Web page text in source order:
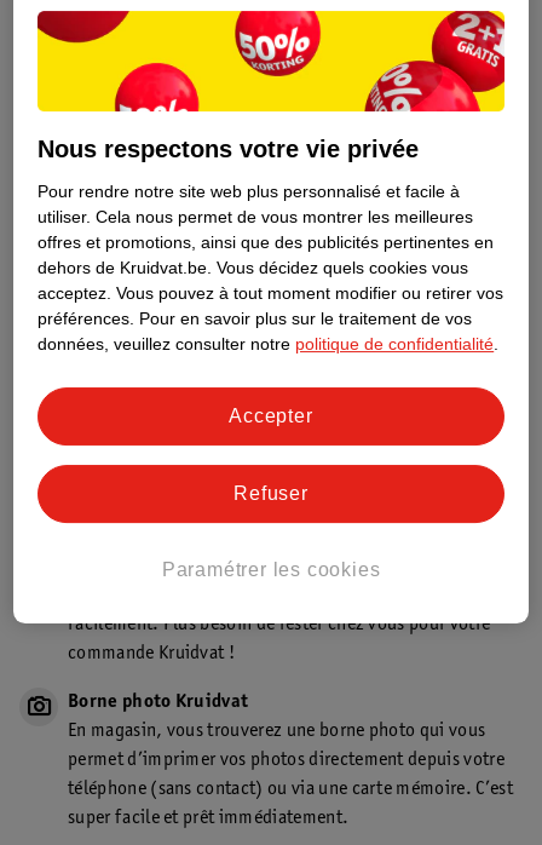
Découvrez dès maintenant l’impact
de marque Kruidvat préférés !
Aussi dans ce magasin
Point de retrait Kruidvat.be
facilement. Plus besoin de rester chez vous pour votre
commande Kruidvat !
Borne photo Kruidvat
En magasin, vous trouverez une borne photo qui vous
permet d’imprimer vos photos directement depuis votre
téléphone (sans contact) ou via une carte mémoire. C’est
super facile et prêt immédiatement.
Nous respectons votre vie privée
Pour rendre notre site web plus personnalisé et facile à
utiliser. Cela nous permet de vous montrer les meilleures
offres et promotions, ainsi que des publicités pertinentes en
dehors de Kruidvat.be. Vous décidez quels cookies vous
acceptez. Vous pouvez à tout moment modifier ou retirer vos
préférences. Pour en savoir plus sur le traitement de vos
données, veuillez consulter notre politique de confidentialité.
Paramétrer les cookies
Refuser
Accepter